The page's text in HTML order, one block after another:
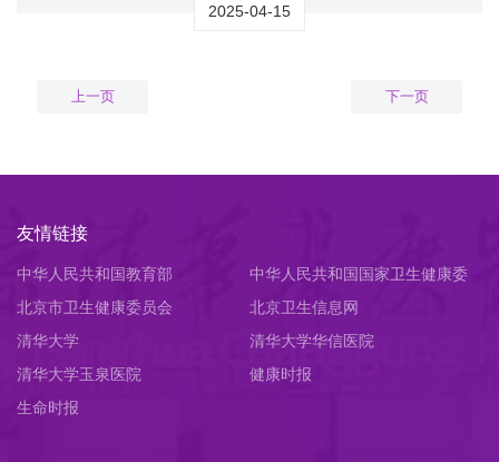
2025-04-15
上一页 下一页
友情链接
中华人民共和国教育部
中华人民共和国国家卫生健康委
员会
北京市卫生健康委员会
北京卫生信息网
清华大学
清华大学华信医院
清华大学玉泉医院
健康时报
生命时报